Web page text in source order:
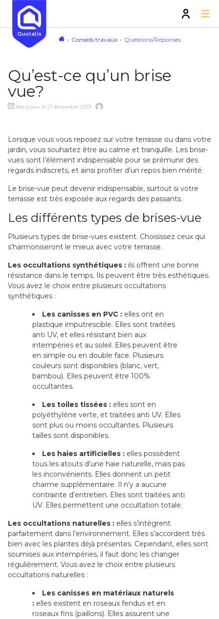
Conseils travaux Questions/Réponses
Qu’est-ce qu’un brise
vue?
Mis à jour le 21 décembre 2019
Lorsque vous vous reposez sur votre terrasse ou dans votre
jardin, vous souhaitez être au calme et tranquille. Les brise-
vues sont l’élément indispensable pour se prémunir des
regards indiscrets, et ainsi profiter d’un repos bien mérité.
Le brise-vue peut devenir indispensable, surtout si votre
terrasse est très exposée aux regards des passants.
Les différents types de brises-vue
Plusieurs types de brise-vues existent. Choisissez ceux qui
s’harmoniseront le mieux avec votre terrasse.
Les occultations synthétiques : ils offrent une bonne
résistance dans le temps. Ils peuvent être très esthétiques.
Vous avez le choix entre plusieurs occultations
synthétiques :
Les canisses en PVC : elles ont en
plastique imputrescible. Elles sont traitées
anti UV, et elles résistant bien aux
intempéries et au soleil. Elles peuvent être
en simple ou en double face. Plusieurs
couleurs sont disponibles (blanc, vert,
bambou). Elles peuvent être 100%
occultantes.
Les toiles tissées : elles sont en
polyéthylène verte, et traitées anti UV. Elles
sont plus ou moins occultantes. Plusieurs
tailles sont disponibles.
Les haies artificielles : elles possèdent
tous les atouts d’une haie naturelle, mais pas
les inconvénients. Elles donnent un petit
charme supplémentaire. Il n’y a aucune
contrainte d’entretien. Elles sont traitées anti
UV. Elles permettent une occultation totale.
Les occultations naturelles : elles s’intègrent
parfaitement dans l’environnement. Elles s’accordent très
bien avec les plantes déjà présentes. Cependant, elles sont
soumises aux intempéries, il faut donc les changer
régulièrement. Vous avez le choix entre plusieurs
occultations naturelles :
Les canisses en matériaux naturels
: elles existent en roseaux fendus et en
roseaux fins (paillons). Elles assurent une